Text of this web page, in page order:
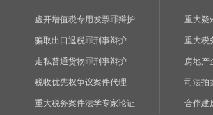
虚开增值税专用发票罪辩护
骗取出口退税罪刑事辩护
走私普通货物罪刑事辩护
税收优先权争议案件代理
重大税务案件法学专家论证
重大疑
重大税
房地产
司法拍
合作建